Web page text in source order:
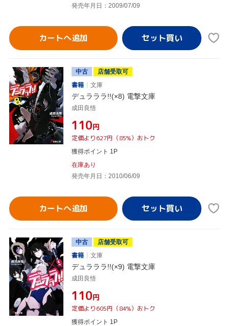
発売年月日：2009/07/09
カートへ追加
中古
店舗受取可
書籍
文庫
デュラララ!!(×8) 電撃文庫
成田良悟
¥110円
定価より627円（85%）おトク
獲得ポイント 1P
在庫あり
発売年月日：2010/06/09
カートへ追加
中古
店舗受取可
書籍
文庫
デュラララ!!(×9) 電撃文庫
成田良悟
¥110円
定価より605円（84%）おトク
獲得ポイント 1P